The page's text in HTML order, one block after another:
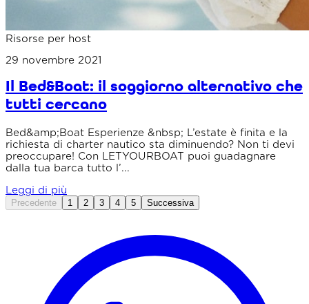
Risorse per host
29 novembre 2021
Il Bed&Boat: il soggiorno alternativo che
tutti cercano
Bed&amp;Boat Esperienze &nbsp; L’estate è finita e la
richiesta di charter nautico sta diminuendo? Non ti devi
preoccupare! Con LETYOURBOAT puoi guadagnare
dalla tua barca tutto l’...
Leggi di più
Precedente 1 2 3 4 5 Successiva